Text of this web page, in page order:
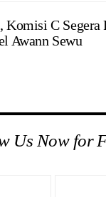
Komisi C Segera
Awann Sewu
Us Now for